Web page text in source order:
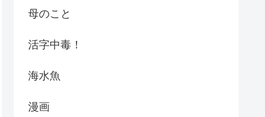
母のこと
活字中毒！
海水魚
漫画